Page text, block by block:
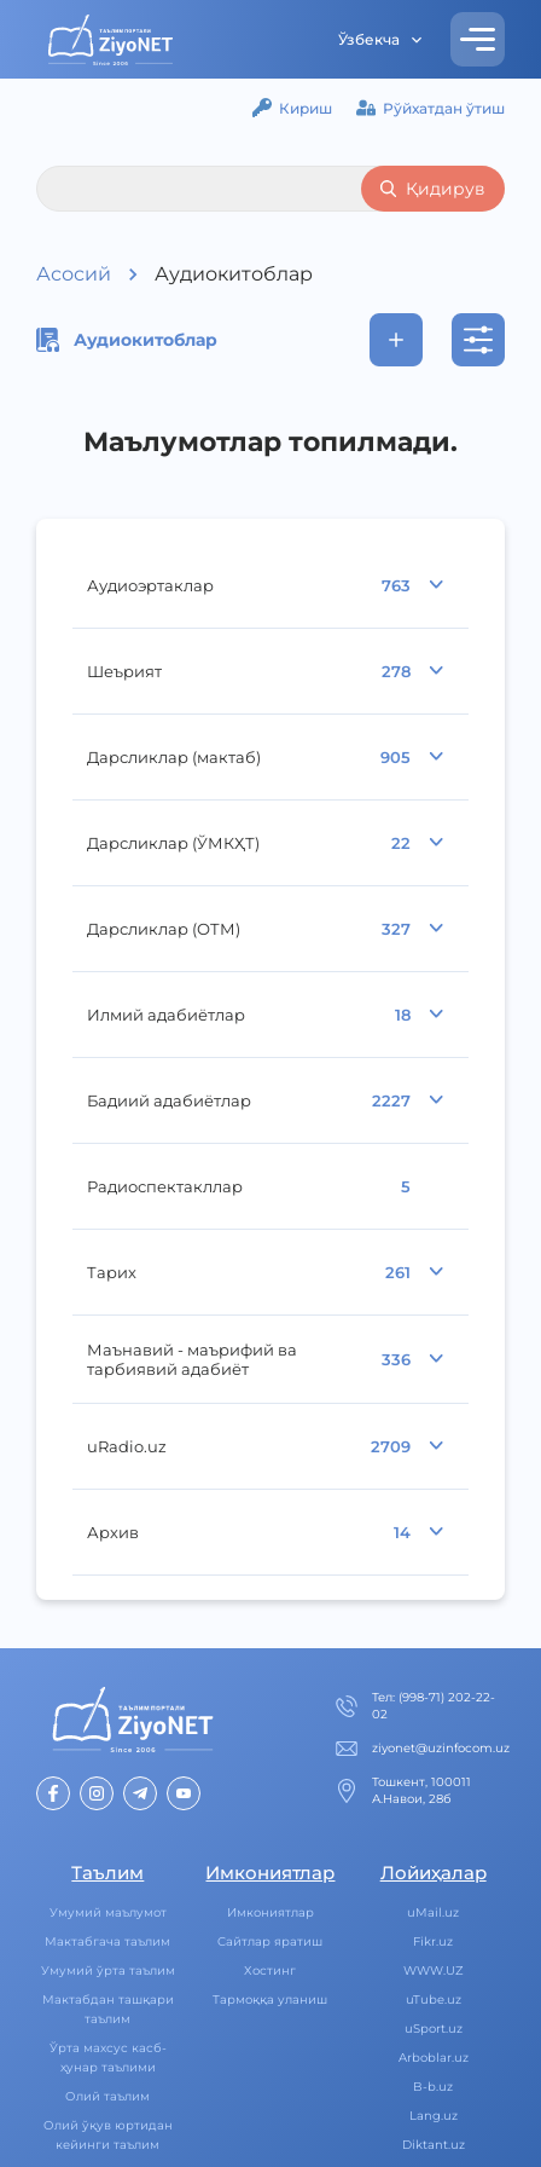
Ўзбекча
Кириш Рўйхатдан ўтиш
Қидирув
Асосий Аудиокитоблар
Аудиоэртаклар 763
Шеърият 278
Дарсликлар (мактаб) 905
Дарсликлар (ЎМКҲТ) 22
Дарсликлар (ОТМ) 327
Илмий адабиётлар 18
Бадиий адабиётлар 2227
Радиоспектакллар 5
Тарих 261
Маънавий - маърифий ва
тарбиявий адабиёт
336
uRadio.uz 2709
Архив 14
Аудиокитоблар
Маълумотлар топилмади.
Тел: (998-71) 202-22-
02
ziyonet@uzinfocom.uz
Тошкент, 100011
А.Навои, 28б
Таълим
Умумий маълумот
Мактабгача таълим
Умумий ўрта таълим
Мактабдан ташқари
таълим
Ўрта махсус касб-
ҳунар таълими
Олий таълим
Олий ўқув юртидан
кейинги таълим
Имкониятлар
Имкониятлар
Cайтлар яратиш
Хостинг
Тармоққа уланиш
Лойиҳалар
uMail.uz
Fikr.uz
WWW.UZ
uTube.uz
uSport.uz
Arboblar.uz
B-b.uz
Lang.uz
Diktant.uz